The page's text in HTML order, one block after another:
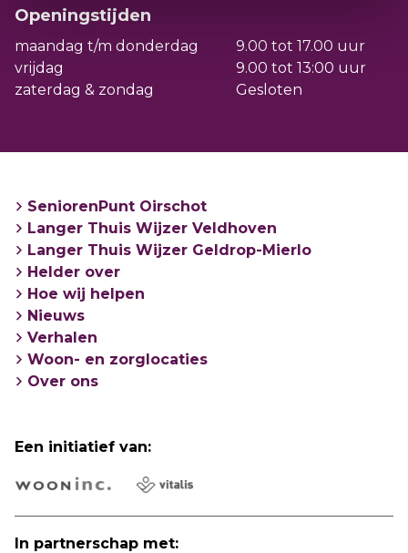
maandagochtend en dinsdagmiddag.
Adres: gebouw Veldwijzer, Sterrenlaan 15 in
Veldhoven
Openingstijden
maandag t/m donderdag
9.00 tot 17.00 uur
vrijdag
9.00 tot 13:00 uur
zaterdag & zondag
Gesloten
SeniorenPunt Oirschot
Langer Thuis Wijzer Veldhoven
Langer Thuis Wijzer Geldrop-Mierlo
Helder over
Hoe wij helpen
Nieuws
Verhalen
Woon- en zorglocaties
Over ons
Een initiatief van:
In partnerschap met: